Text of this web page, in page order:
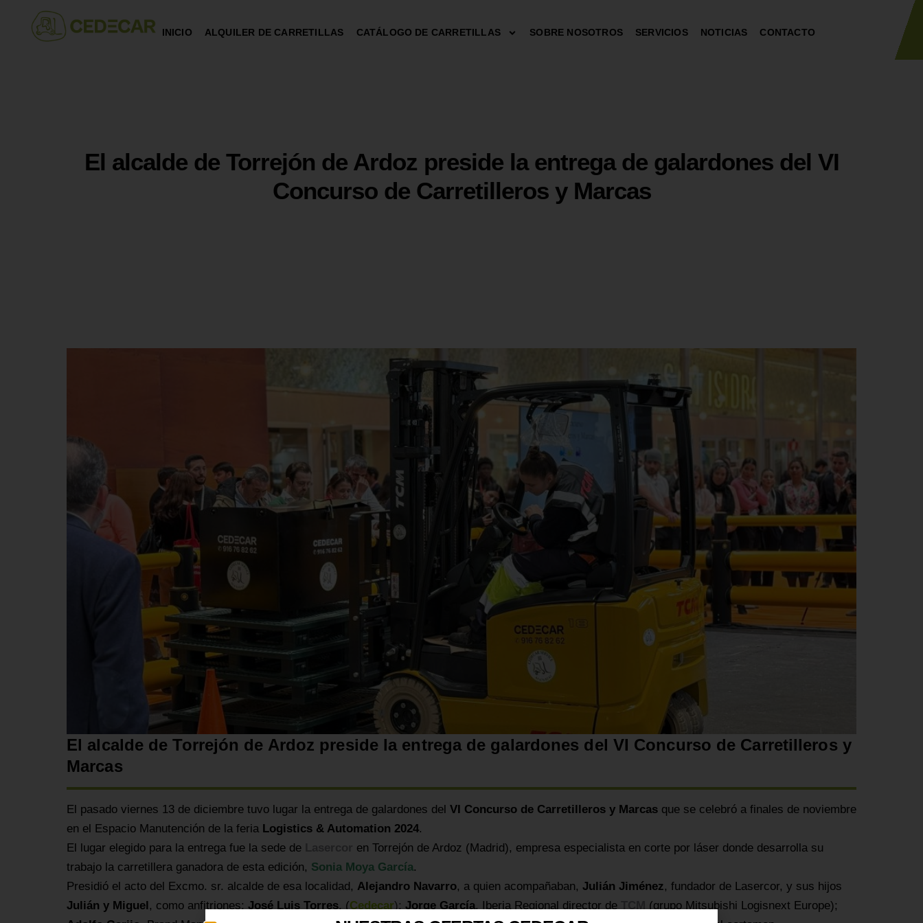
INICIO ALQUILER DE CARRETILLAS CATÁLOGO DE CARRETILLAS SOBRE NOSOTROS SERVICIOS NOTICIAS CONTACTO
El alcalde de Torrejón de Ardoz preside la entrega de galardones del VI
Concurso de Carretilleros y Marcas
El alcalde de Torrejón de Ardoz preside la entrega de galardones del VI Concurso de Carretilleros y
Marcas
El pasado viernes 13 de diciembre tuvo lugar la entrega de galardones del VI Concurso de Carretilleros y Marcas que se celebró a finales de noviembre
en el Espacio Manutención de la feria Logistics & Automation 2024.
El lugar elegido para la entrega fue la sede de
en Torrejón de Ardoz (Madrid), empresa especialista en corte por láser donde desarrolla su
trabajo la carretillera ganadora de esta edición, Sonia Moya García.
Presidió el acto del Excmo. sr. alcalde de esa localidad, Alejandro Navarro, a quien acompañaban, Julián Jiménez, fundador de Lasercor, y sus hijos
Julián y Miguel, como anfitriones; José Luis Torres, (Cedecar) ; Jorge García, Iberia Regional director de
(grupo Mitsubishi Logisnext Europe);